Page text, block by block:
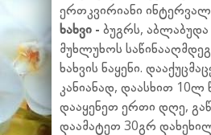
ერთკვირიანი
ხახვი - ბუგრს, აბლაბუდა
მუხლუხოს
ხახვის ნაყენი.
კანიანად, დაასხით 10ლ
დააყენეთ ერთი დღე,
დაამატეთ 30გრ